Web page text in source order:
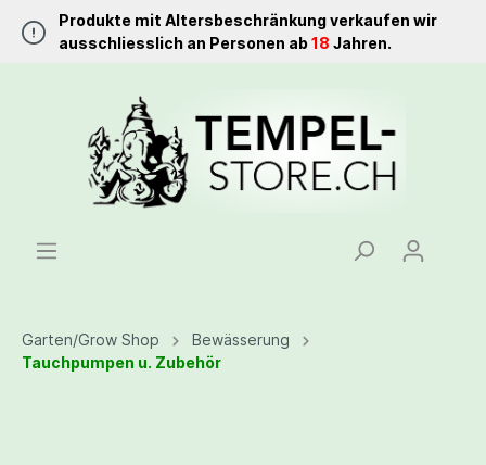
Produkte mit Altersbeschränkung verkaufen wir
ausschliesslich an Personen ab18 Jahren.
Garten/Grow Shop
Bewässerung
Tauchpumpen u. Zubehör